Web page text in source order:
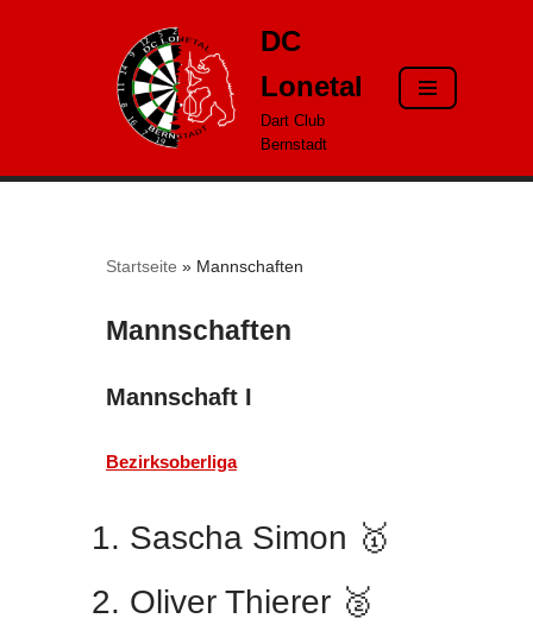
DC
Lonetal
Dart Club
Bernstadt
Startseite » Mannschaften
Mannschaften
Mannschaft I
Bezirksoberliga
Sascha Simon 🥇
Oliver Thierer 🥈